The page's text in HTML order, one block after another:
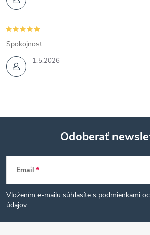
1.5.2026
Spokojnost
Z
á
p
Odoberať
Email
Vložením e-mailu súhlasíte s podmienkami
údajov